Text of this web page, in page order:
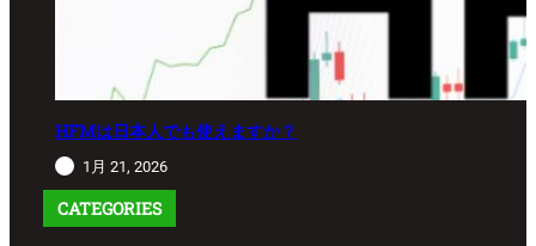
HFMは日本人でも使えますか？
1月 21, 2026
CATEGORIES